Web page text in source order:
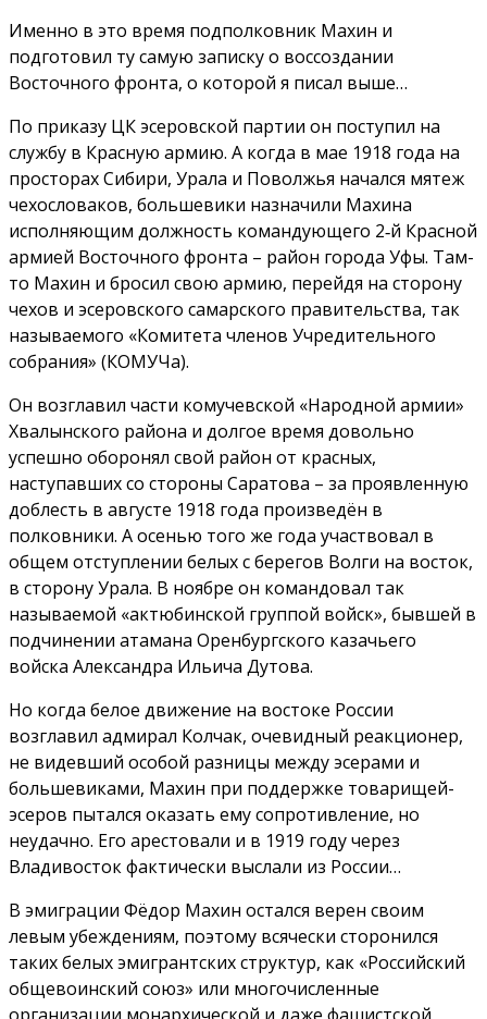
Именно в это время подполковник Махин и
подготовил ту самую записку о воссоздании
Восточного фронта, о которой я писал выше…
По приказу ЦК эсеровской партии он поступил на
службу в Красную армию. А когда в мае 1918 года на
просторах Сибири, Урала и Поволжья начался мятеж
чехословаков, большевики назначили Махина
исполняющим должность командующего 2‑й Красной
армией Восточного фронта – район города Уфы. Там-
то Махин и бросил свою армию, перейдя на сторону
чехов и эсеровского самарского правительства, так
называемого «Комитета членов Учредительного
собрания» (КОМУЧа).
Он возглавил части комучевской «Народной армии»
Хвалынского района и долгое время довольно
успешно оборонял свой район от красных,
наступавших со стороны Саратова – за проявленную
доблесть в августе 1918 года произведён в
полковники. А осенью того же года участвовал в
общем отступлении белых с берегов Волги на восток,
в сторону Урала. В ноябре он командовал так
называемой «актюбинской группой войск», бывшей в
подчинении атамана Оренбургского казачьего
войска Александра Ильича Дутова.
Но когда белое движение на востоке России
возглавил адмирал Колчак, очевидный реакционер,
не видевший особой разницы между эсерами и
большевиками, Махин при поддержке товарищей-
эсеров пытался оказать ему сопротивление, но
неудачно. Его арестовали и в 1919 году через
Владивосток фактически выслали из России…
В эмиграции Фёдор Махин остался верен своим
левым убеждениям, поэтому всячески сторонился
таких белых эмигрантских структур, как «Российский
общевоинский союз» или многочисленные